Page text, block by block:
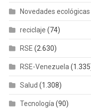
Novedades ecológicas
reciclaje (74)
RSE (2.630)
RSE-Venezuela
Salud (1.308)
Tecnología(90)